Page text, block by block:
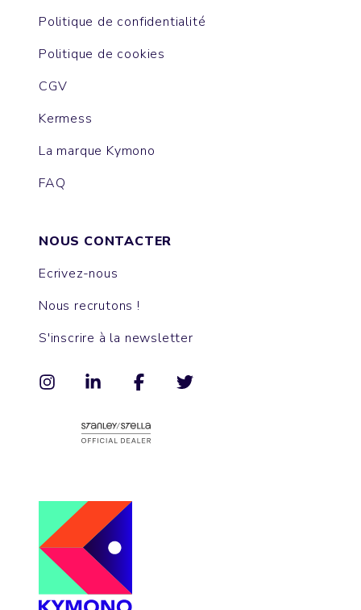
Politique de confidentialité
Politique de cookies
CGV
Kermess
La marque Kymono
FAQ
NOUS CONTACTER
Ecrivez-nous
Nous recrutons !
S'inscrire à la newsletter